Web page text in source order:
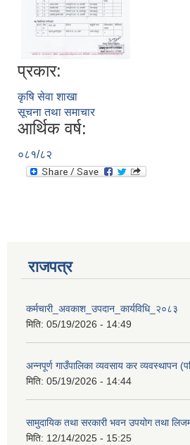
प्रकार:
कृषि सेवा शाखा
सूचना तथा समाचार
आर्थिक वर्ष:
०८१/८२
राजपत्र
कर्मचारी_अवकाश_उपदान_कार्यविधि_२०८३
मिति: 05/19/2026 - 14:49
अन्नपूर्ण गाउँपालिका व्यवसाय कर व्यवस्थापन
मिति: 05/19/2026 - 14:44
सामुदायिक तथा सरकारी भवन उपयोग तथा
मिति: 12/14/2025 - 15:25